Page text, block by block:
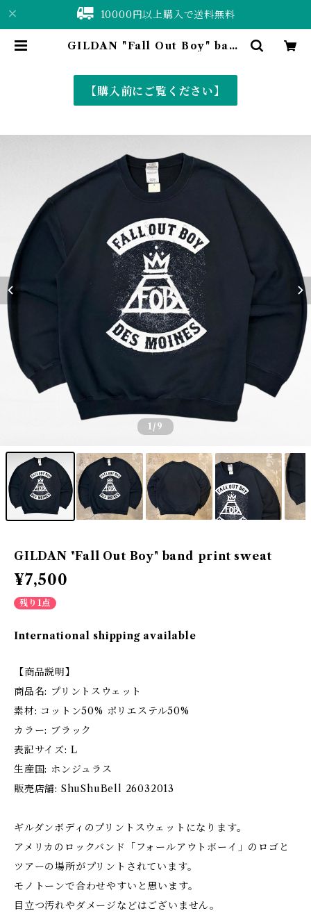
10000円以上購入で送料無料
GILDAN "Fall Out Boy" band
tage〉
【購入前にご覧ください】
1 /9
GILDAN "Fall Out Boy" band print sweat
¥7,500
残り1点
International shipping available
【商品説明】
商品名: プリントスウェット
素材: コットン50% ポリエステル50%
カラー: ブラック
表記サイズ: L
生産国: ホンジュラス
販売店舗: ShuShuBell 26032013
ギルダンボディのプリントスウェットになります。
アメリカのロックバンド「フォールアウトボーイ」のロゴと
ツアーの場所がプリントされています。
モノトーンで合わせやすいと思います。
目立つ汚れやダメージなどはございません。